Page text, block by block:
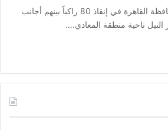
نجحت الأجهزة الأمنية بمحافظة القاهرة في إنقاذ 80 راكباً بينهم أجانب
ناحية منطقة المعادي.…